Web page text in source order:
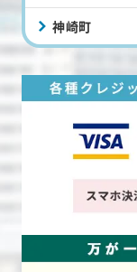
神崎町